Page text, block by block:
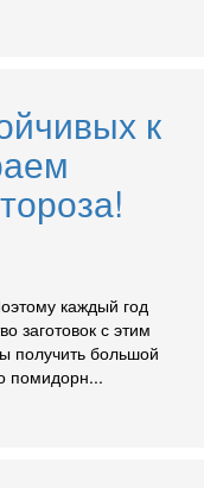
к
каждый год
заготовок с этим
получить большой
помидорн...